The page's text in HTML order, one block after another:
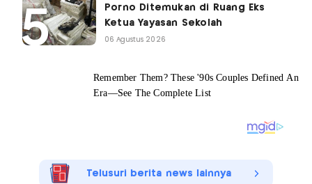
Porno Ditemukan di Ruang Eks
Ketua Yayasan Sekolah
06 Agustus 2026
Telusuri berita news lainnya